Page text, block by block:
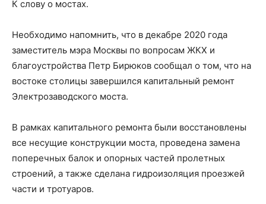
К слову о мостах.
Необходимо напомнить, что в декабре 2020 года
заместитель мэра Москвы по вопросам ЖКХ и
благоустройства Петр Бирюков сообщал о том, что на
востоке столицы завершился капитальный ремонт
Электрозаводского моста.
В рамках капитального ремонта были восстановлены
все несущие конструкции моста, проведена замена
поперечных балок и опорных частей пролетных
строений, а также сделана гидроизоляция проезжей
части и тротуаров.